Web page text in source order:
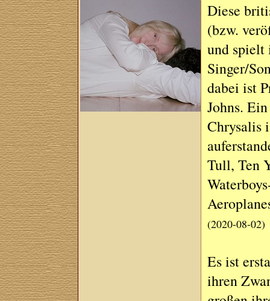
Diese
(bzw.
und spielt
Singer/
dabei ist
Johns.
Chrysalis
Tull, Ten
(2020-08-02)
Es ist
ihren